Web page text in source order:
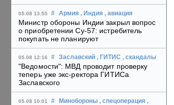
05.08 13:55 # Армия , Индия , авиация
Министр обороны Индии закрыл вопрос
о приобретении Су-57: истребитель
покупать не планируют
05.08 12:16 # Заславский , ГИТИС , скандалы
"Ведомости": МВД проводит проверку
теперь уже экс-ректора ГИТИСа
Заславского
05.08 10:01 # Минобороны , спецоперация ,